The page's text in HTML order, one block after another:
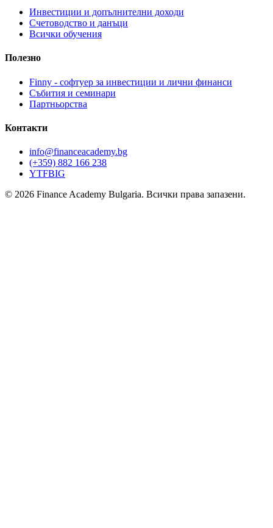
Инвестиции и допълнителни доходи
Счетоводство и данъци
Всички обучения
Полезно
Finny - софтуер за инвестиции и лични финанси
Събития и семинари
Партньорства
Контакти
info@financeacademy.bg
(+359) 882 166 238
YTFBIG
© 2026 Finance Academy Bulgaria. Всички права запазени.